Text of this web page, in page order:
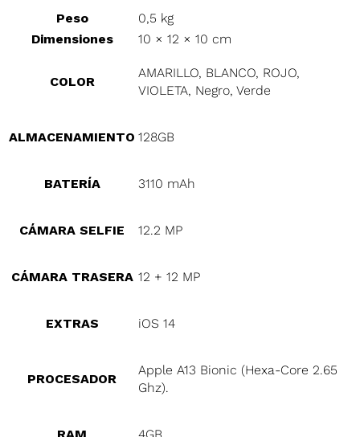
Peso
0,5 kg
Dimensiones
10 × 12 × 10 cm
COLOR
AMARILLO, BLANCO, ROJO,
VIOLETA, Negro, Verde
ALMACENAMIENTO 128GB
BATERÍA 3110 mAh
CÁMARA SELFIE 12.2 MP
CÁMARA TRASERA 12 + 12 MP
EXTRAS iOS 14
PROCESADOR
Apple A13 Bionic (Hexa-Core 2.65
Ghz).